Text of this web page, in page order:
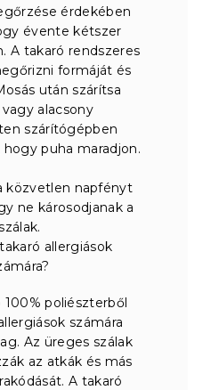
érdekében
évente kétszer
A takaró rendszeres
formáját és
után szárítsa
alacsony
szárítógépben
puha maradjon.
közvetlen napfényt
ne károsodjanak a
allergiások
100% poliészterből
számára
Az üreges szálak
az atkák és más
A takaró